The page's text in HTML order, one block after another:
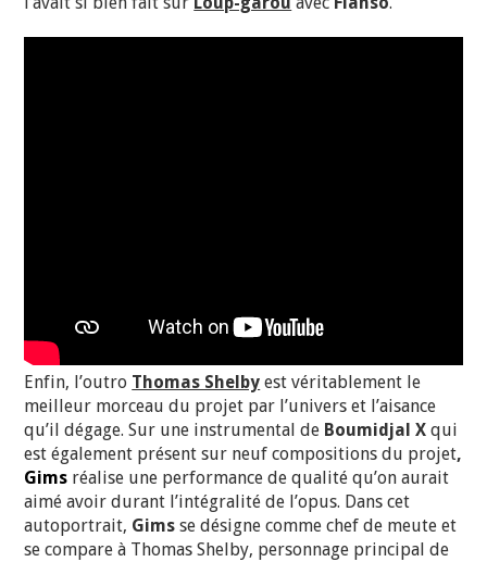
Enfin, l’outro Thomas Shelby est véritablement le
meilleur morceau du projet par l’univers et l’aisance
qu’il dégage. Sur une instrumental de Boumidjal X qui
est également présent sur neuf compositions du projet,
Gims réalise une performance de qualité qu’on aurait
aimé avoir durant l’intégralité de l’opus. Dans cet
autoportrait, Gims se désigne comme chef de meute et
se compare à Thomas Shelby, personnage principal de